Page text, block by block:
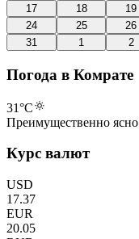
17
18 19
24
25 26
31
1 2
Погода в Комрате
31°C
Преимущественно ясно
Курс валют
USD
17.37
EUR
20.05